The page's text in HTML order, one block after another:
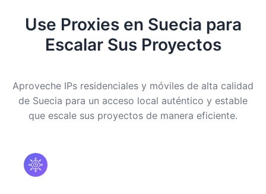
Use Proxies en Suecia para
Escalar Sus Proyectos
Aproveche IPs residenciales y móviles de alta calidad
de Suecia para un acceso local auténtico y estable
que escale sus proyectos de manera eficiente.